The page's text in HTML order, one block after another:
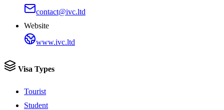
contact@ivc.ltd
Website
www.ivc.ltd
Visa Types
Tourist
Student